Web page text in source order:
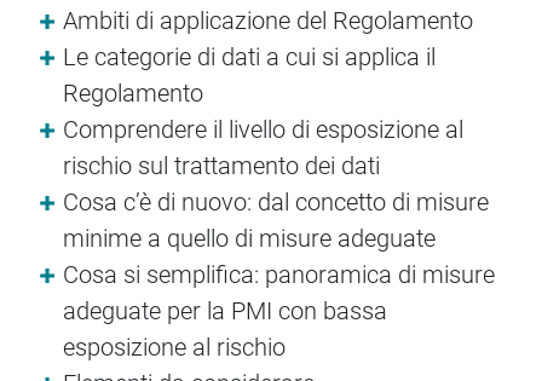
Ambiti di applicazione del Regolamento
Le categorie di dati a cui si applica il
Regolamento
Comprendere il livello di esposizione al
rischio sul trattamento dei dati
Cosa c’è di nuovo: dal concetto di misure
minime a quello di misure adeguate
Cosa si semplifica: panoramica di misure
adeguate per la PMI con bassa
esposizione al rischio